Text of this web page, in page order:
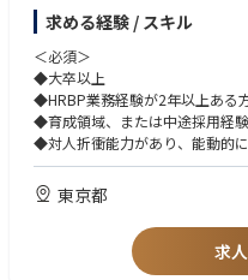
■IT部門のミッション
ITサービス提供力を最大化し、
■ 部の役割
銀行業務領域におけるアプリケ
パッケージ導入を所管していま
・プロジェクト計画、要件定義
・ITプロジェクト全体のマネジメ
※基本設計～移行までの開発工
ながら進めています。
－人材戦略に基づく採用計画の
－採用部門との要件のすり合わ
トロール
－面接・処遇面談対応
●育成に関する業務全般
－育成制度全体の企画
－教育研修の企画、研修会社
－各種選考制度の企画・運営
※入社直後はHRBP業務、並び
上記以外も含め、複数業務を
求める経験 / スキル
＜必須＞
◆大卒以上
◆HRBP業務経験が2年以上ある
◆育成領域、または中途採用経
◆対人折衝能力があり、能動的
◆過去に企画立案・実行の経験
◆データ分析、プレゼン資料作
◆人前でプレゼンすることが得意
◆協調・調整しながら業務を進
東京都
求